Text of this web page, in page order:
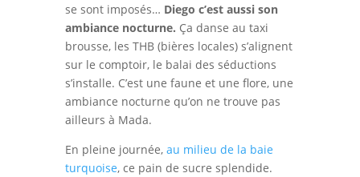
se sont imposés… Diego c’est aussi son
ambiance nocturne. Ça danse au taxi
brousse, les THB (bières locales) s’alignent
sur le comptoir, le balai des séductions
s’installe. C’est une faune et une flore, une
ambiance nocturne qu’on ne trouve pas
ailleurs à Mada.
En pleine journée, au milieu de la baie
turquoise, ce pain de sucre splendide.